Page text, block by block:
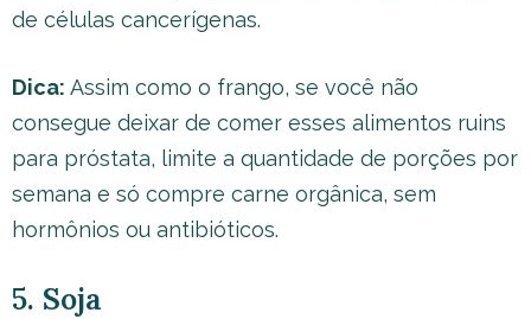
de células cancerígenas.
Dica: Assim como o frango, se você não
consegue deixar de comer esses alimentos ruins
para próstata, limite a quantidade de porções por
semana e só compre carne orgânica, sem
hormônios ou antibióticos.
5. Soja